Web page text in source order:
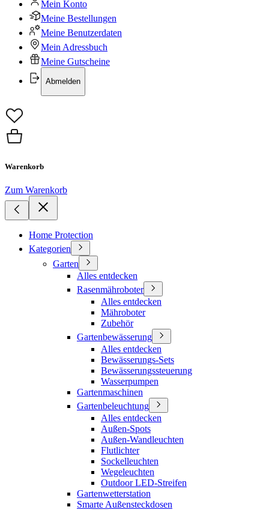
Mein Konto
Meine Bestellungen
Meine Benutzerdaten
Mein Adressbuch
Meine Gutscheine
Abmelden
Warenkorb
Zum Warenkorb
Home Protection
Kategorien
Garten
Alles entdecken
Rasenmähroboter
Alles entdecken
Mähroboter
Zubehör
Gartenbewässerung
Alles entdecken
Bewässerungs-Sets
Bewässerungssteuerung
Wasserpumpen
Gartenmaschinen
Gartenbeleuchtung
Alles entdecken
Außen-Spots
Außen-Wandleuchten
Flutlichter
Sockelleuchten
Wegeleuchten
Outdoor LED-Streifen
Gartenwetterstation
Smarte Außensteckdosen